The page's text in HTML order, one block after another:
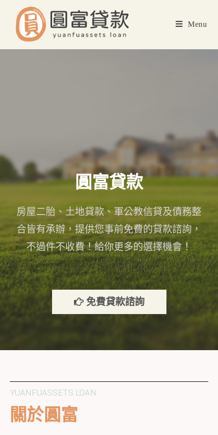
Menu
圓富貸款
房屋二胎、土地貸款、軍公教信貸及債務整
合皆有承辦，提供您事前免費的貸款諮詢，
不過件不收費！給你更多的選擇機會！
免費貸款諮詢
YUANFUASSETS LOAN
關於圓富